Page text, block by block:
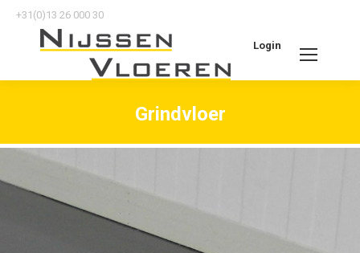
+31(0)13 26 000 30
Login
Search:
Grindvloer